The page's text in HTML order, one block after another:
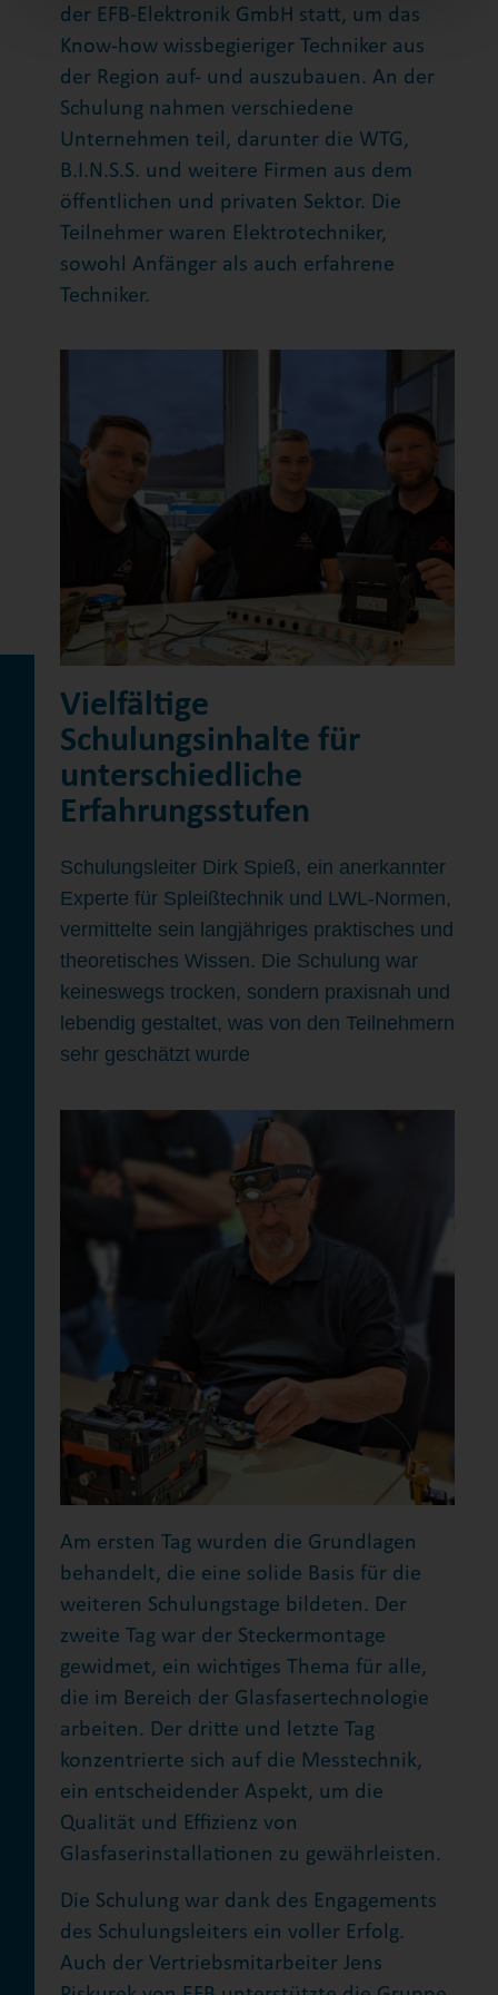
der EFB-Elektronik GmbH statt, um das
Know-how wissbegieriger Techniker aus
der Region auf- und auszubauen. An der
Schulung nahmen verschiedene
Unternehmen teil, darunter die WTG,
B.I.N.S.S. und weitere Firmen aus dem
öffentlichen und privaten Sektor. Die
Teilnehmer waren Elektrotechniker,
sowohl Anfänger als auch erfahrene
Techniker.
Vielfältige
Schulungsinhalte für
unterschiedliche
Erfahrungsstufen
Schulungsleiter Dirk Spieß, ein anerkannter
Experte für Spleißtechnik und LWL-Normen,
vermittelte sein langjähriges praktisches und
theoretisches Wissen. Die Schulung war
keineswegs trocken, sondern praxisnah und
lebendig gestaltet, was von den Teilnehmern
sehr geschätzt wurde
Am ersten Tag wurden die Grundlagen
behandelt, die eine solide Basis für die
weiteren Schulungstage bildeten. Der
zweite Tag war der Steckermontage
gewidmet, ein wichtiges Thema für alle,
die im Bereich der Glasfasertechnologie
arbeiten. Der dritte und letzte Tag
konzentrierte sich auf die Messtechnik,
ein entscheidender Aspekt, um die
Qualität und Effizienz von
Glasfaserinstallationen zu gewährleisten.
Die Schulung war dank des Engagements
des Schulungsleiters ein voller Erfolg.
Auch der Vertriebsmitarbeiter Jens